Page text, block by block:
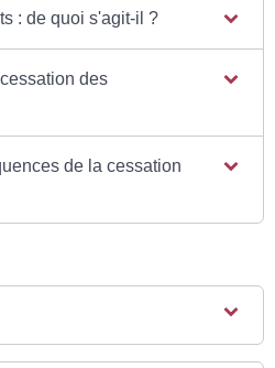
: de quoi s'agit-il ?
des
de la cessation